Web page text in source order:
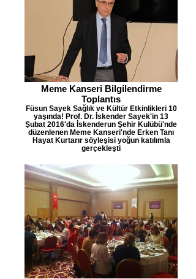
Meme Kanseri Bilgilendirme
Toplantıs
Füsun Sayek Sağlık ve Kültür Etkinlikleri 10
yaşında! Prof. Dr. İskender Sayek'in 13
Şubat 2016'da İskenderun Şehir Kulübü'nde
düzenlenen Meme Kanseri'nde Erken Tanı
Hayat Kurtarır söyleşisi yoğun katılımla
gerçekleşti